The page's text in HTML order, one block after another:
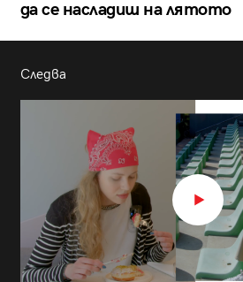
да се насладиш на лятото
Следва